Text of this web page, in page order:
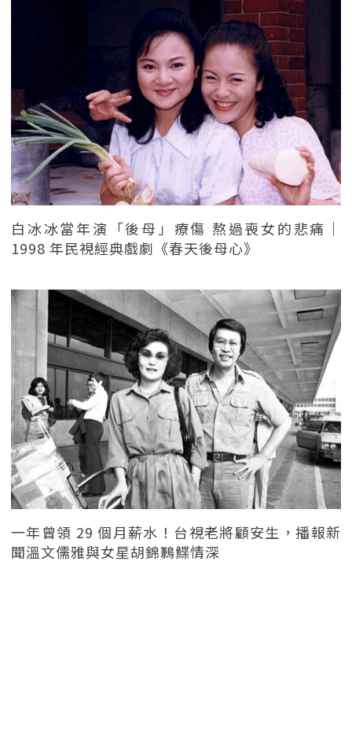
白冰冰當年演「後母」療傷 熬過喪女的悲痛｜
1998 年民視經典戲劇《春天後母心》
一年曾領 29 個月薪水！台視老將顧安生，播報新
聞溫文儒雅與女星胡錦鶼鰈情深